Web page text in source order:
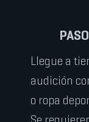
Llegue a
audición
o ropa